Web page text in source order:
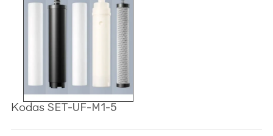
Kodas SET-UF-M1-5